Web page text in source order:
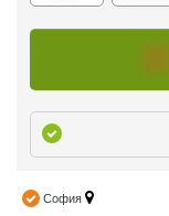
ЕКИПИРОВКА
София